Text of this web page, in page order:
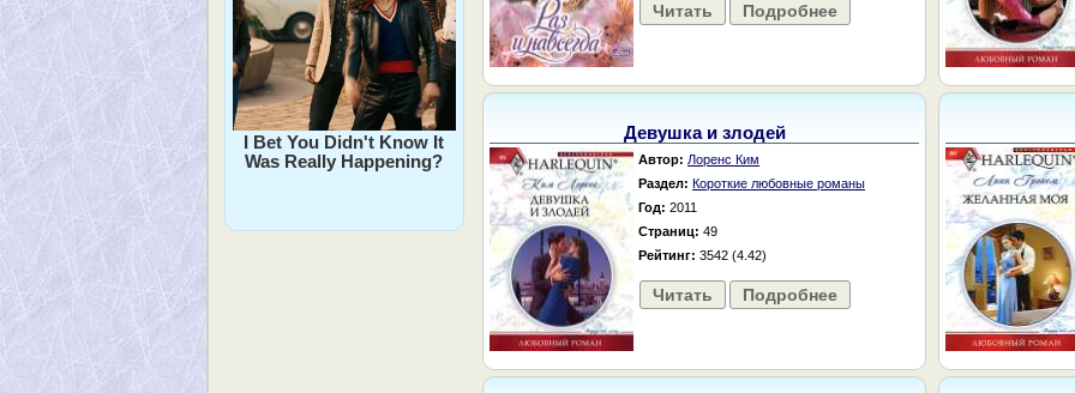
I Bet You Didn't Know It
Was Really Happening?
Читать Подробнее
Девушка и злодей
Автор: Лоренс Ким
Раздел: Короткие любовные романы
Год: 2011
Страниц: 49
Рейтинг: 3542 (4.42)
Читать Подробнее